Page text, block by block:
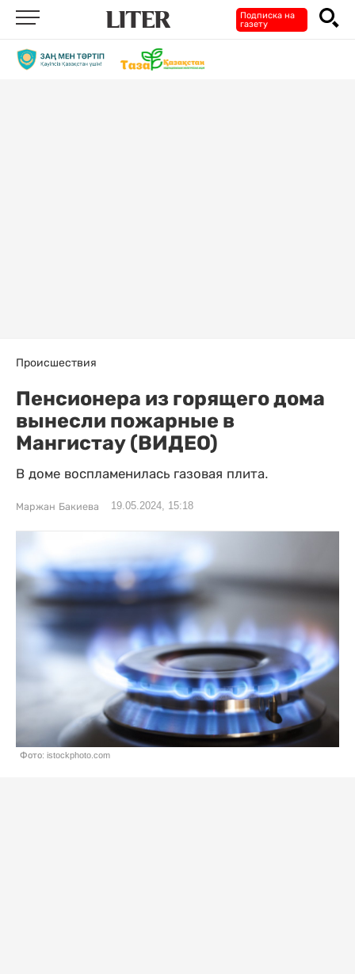
Подписка на
газету
Происшествия
Пенсионера из горящего дома
вынесли пожарные в
Мангистау (ВИДЕО)
В доме воспламенилась газовая плита.
Маржан Бакиева 19.05.2024, 15:18
Фото: istockphoto.com